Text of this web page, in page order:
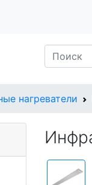
нагреватели